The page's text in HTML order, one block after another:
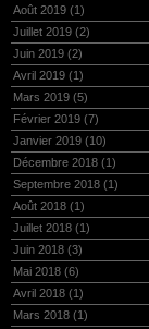
Août 2019 (1)
Juillet 2019 (2)
Juin 2019 (2)
Avril 2019 (1)
Mars 2019 (5)
Février 2019 (7)
Janvier 2019 (10)
Décembre 2018 (1)
Septembre 2018 (1)
Août 2018 (1)
Juillet 2018 (1)
Juin 2018 (3)
Mai 2018 (6)
Avril 2018 (1)
Mars 2018 (1)